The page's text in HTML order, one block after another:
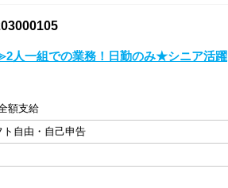
人一組での業務！日勤のみ★シニア活躍
額支給
自由・自己申告